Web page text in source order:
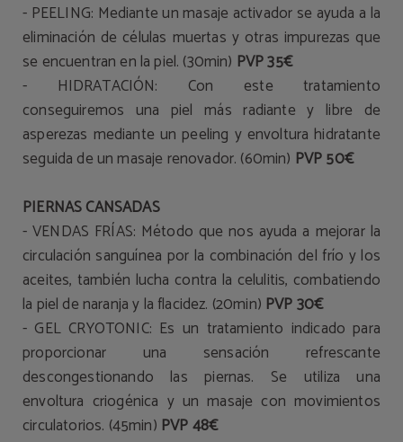
- PEELING: Mediante un masaje activador se ayuda a la
eliminación de células muertas y otras impurezas que
se encuentran en la piel. (30min) PVP 35€
- HIDRATACIÓN: Con este tratamiento
conseguiremos una piel más radiante y libre de
asperezas mediante un peeling y envoltura hidratante
seguida de un masaje renovador. (60min) PVP 50€
PIERNAS CANSADAS
- VENDAS FRÍAS: Método que nos ayuda a mejorar la
circulación sanguínea por la combinación del frío y los
aceites, también lucha contra la celulitis, combatiendo
la piel de naranja y la flacidez. (20min) PVP 30€
- GEL CRYOTONIC: Es un tratamiento indicado para
proporcionar una sensación refrescante
descongestionando las piernas. Se utiliza una
envoltura criogénica y un masaje con movimientos
circulatorios. (45min) PVP 48€